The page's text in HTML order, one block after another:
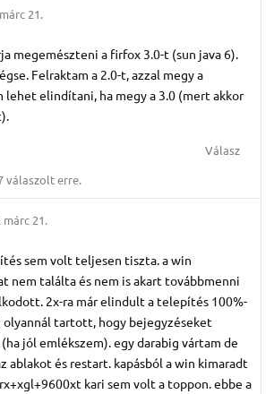
21.
megemészteni a firfox 3.0-t (sun java 6).
Felraktam a 2.0-t, azzal megy a
lehet elindítani, ha megy a 3.0 (mert akkor
Válasz
válaszolt erre.
márc 21.
sem volt teljesen tiszta. a win
nem találta és nem is akart továbbmenni
2x-ra már elindult a telepítés 100%-
olyannál tartott, hogy bejegyzéseket
jól emlékszem). egy darabig vártam de
ablakot és restart. kapásból a win kimaradt
kari sem volt a toppon. ebbe a